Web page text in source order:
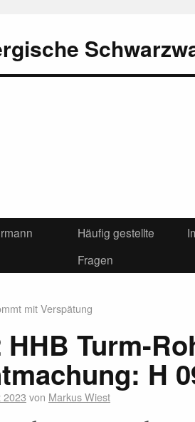
Häufig gestellte
Fragen
mit Verspätung
HHB Turm-
H
2023 von Markus Wiest